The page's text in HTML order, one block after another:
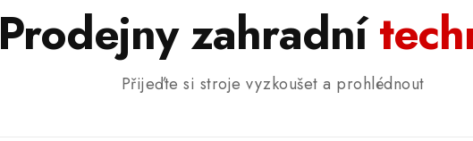
Prodejny zahradní
Přijeďte si stroje vyzkoušet a prohlédnout